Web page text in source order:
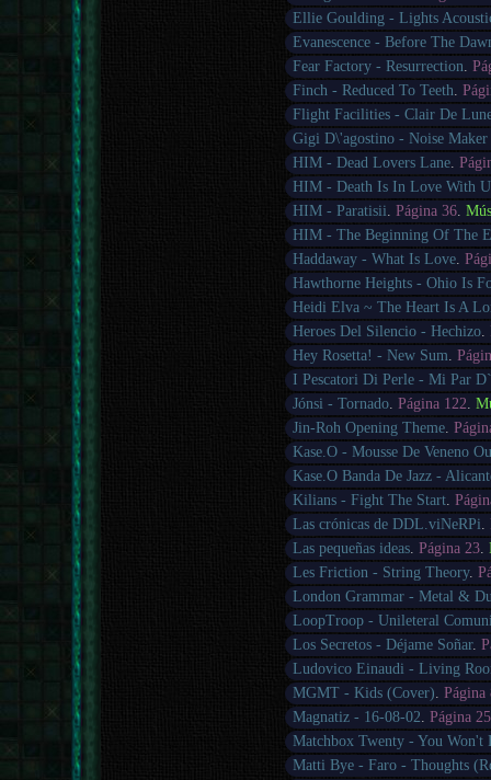
Ellie Goulding - Lights
Evanescence - Before The
Fear Factory - Resurrection.
Finch - Reduced To Teeth.
Flight Facilities - Clair De
Gigi D\'agostino - Noise Maker
HIM - Dead Lovers Lane.
HIM - Death Is In Love With
HIM - Paratisii.Página 36.
HIM - The Beginning Of The
Haddaway - What Is Love.
Hawthorne Heights - Ohio Is
Heidi Elva ~ The Heart Is A
Heroes Del Silencio - Hechizo.
Hey Rosetta! - New Sum.
I Pescatori Di Perle - Mi Par
Jónsi - Tornado.Página 122.
Jin-Roh Opening Theme.
Kase.O - Mousse De Veneno
Kase.O Banda De Jazz -
Kilians - Fight The Start.
Las crónicas de DDL.viNeRPi.
Las pequeñas ideas.Página 23.
Les Friction - String Theory.
London Grammar - Metal &
LoopTroop - Unileteral
Los Secretos - Déjame Soñar.
Ludovico Einaudi - Living
MGMT - Kids (Cover).Página
Magnatiz - 16-08-02.Página 25
Matchbox Twenty - You Won't
Matti Bye - Faro - Thoughts